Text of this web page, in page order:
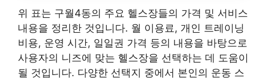
위 표는 구월4동의 주요 헬스장들의 가격 및 서비스
내용을 정리한 것입니다. 월 이용료, 개인 트레이닝
비용, 운영 시간, 일일권 가격 등의 내용을 바탕으로
사용자의 니즈에 맞는 헬스장을 선택하는 데 도움이
될 것입니다. 다양한 선택지 중에서 본인의 운동 스